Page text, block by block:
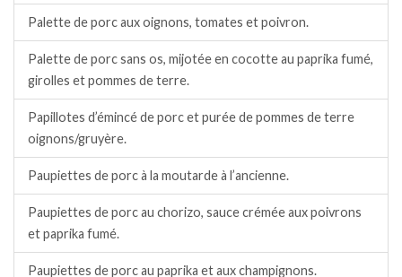
Palette de porc aux oignons, tomates et poivron.
Palette de porc sans os, mijotée en cocotte au paprika fumé,
girolles et pommes de terre.
Papillotes d’émincé de porc et purée de pommes de terre
oignons/gruyère.
Paupiettes de porc à la moutarde à l’ancienne.
Paupiettes de porc au chorizo, sauce crémée aux poivrons
et paprika fumé.
Paupiettes de porc au paprika et aux champignons.